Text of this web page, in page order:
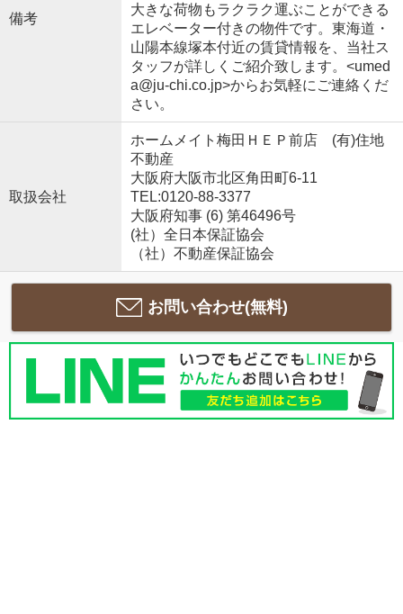
備考
大きな荷物もラクラク運ぶことができる
エレベーター付きの物件です。東海道・
山陽本線塚本付近の賃貸情報を、当社ス
タッフが詳しくご紹介致します。<umed
a@ju-chi.co.jp>からお気軽にご連絡くだ
さい。
取扱会社
ホームメイト梅田ＨＥＰ前店 (有)住地
不動産
大阪府大阪市北区角田町6-11
TEL:0120-88-3377
大阪府知事 (6) 第46496号
(社）全日本保証協会
（社）不動産保証協会
お問い合わせ(無料)